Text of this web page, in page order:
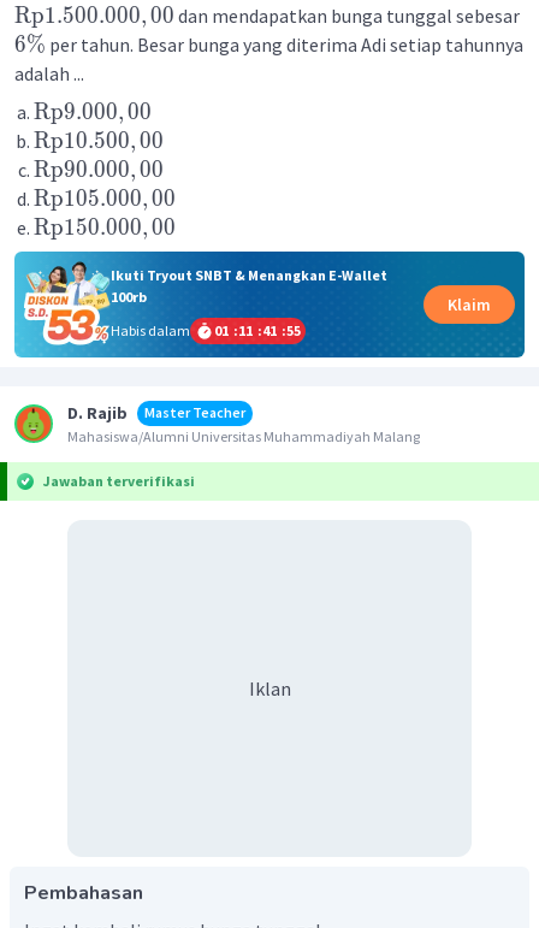
Rp1.500.000,00 dan mendapatkan bunga tunggal sebesar
6% per tahun. Besar bunga yang diterima Adi setiap tahunnya
adalah ...
Rp9.000,00
Rp10.500,00
Rp90.000,00
Rp105.000,00
Rp150.000,00
Ikuti Tryout SNBT & Menangkan E-Wallet
100rb
Habis dalam
01 :11 :41 :55
Klaim
D. Rajib
Master Teacher
Mahasiswa/Alumni Universitas Muhammadiyah Malang
Jawaban terverifikasi
Iklan
Pembahasan